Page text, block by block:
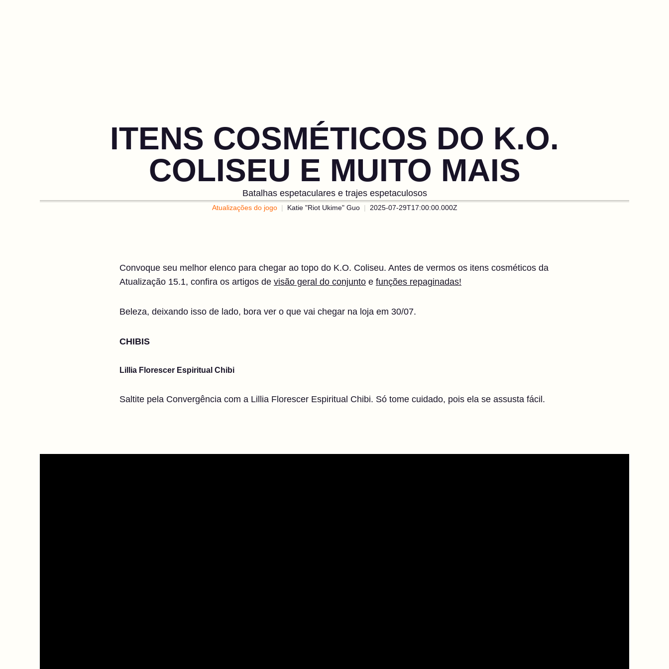
ITENS COSMÉTICOS DO K.O.
COLISEU E MUITO MAIS
Batalhas espetaculares e trajes espetaculosos
Atualizações do jogo Katie "Riot Ukime" Guo 2025-07-29T17:00:00.000Z
Convoque seu melhor elenco para chegar ao topo do K.O. Coliseu. Antes de vermos os itens cosméticos da
Atualização 15.1, confira os artigos de visão geral do conjunto e funções repaginadas!
Beleza, deixando isso de lado, bora ver o que vai chegar na loja em 30/07.
CHIBIS
Lillia Florescer Espiritual Chibi
Saltite pela Convergência com a Lillia Florescer Espiritual Chibi. Só tome cuidado, pois ela se assusta fácil.